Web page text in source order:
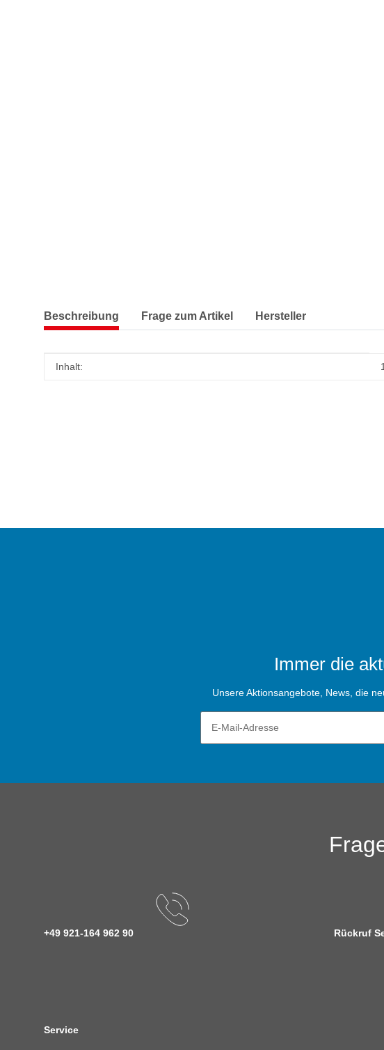
Beschreibung Frage zum Artikel Hersteller
Produkteigenschaft
Wert
Inhalt:
Immer die
Unsere Aktionsangebote, News, die
+49 921-164 962 90 Rückruf
Service